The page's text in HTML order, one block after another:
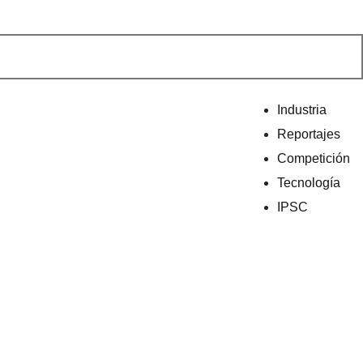
Industria
Reportajes
Competición
Tecnología
IPSC